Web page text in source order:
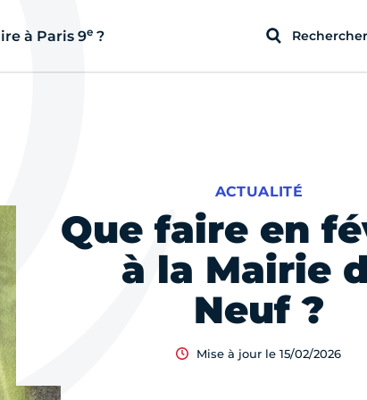
à Paris 9e ? Rechercher
Que faire en
à la Mairie
Neuf ?
ACTUALITÉ
Mise à jour le 15/02/2026